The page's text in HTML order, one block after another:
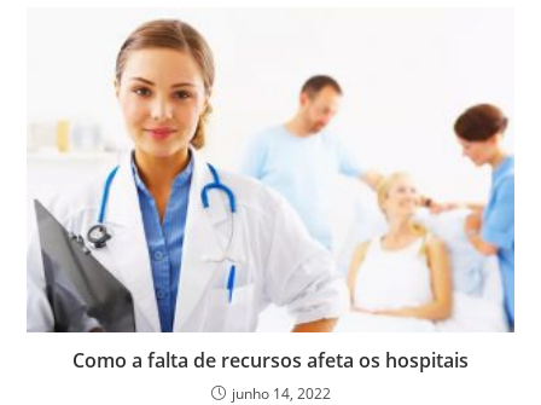
Como a falta de recursos afeta os hospitais
junho 14, 2022